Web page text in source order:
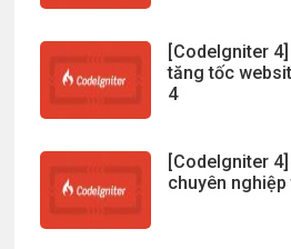
[CodeIgniter
tăng tốc
4
[CodeIgniter
chuyên